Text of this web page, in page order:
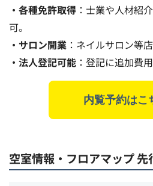
・各種免許取得 ：士業や人材紹
可。
・サロン開業 ：ネイルサロン等
・法人登記可能 ：登記に追加費
内覧予約はこ
空室情報・フロアマップ先